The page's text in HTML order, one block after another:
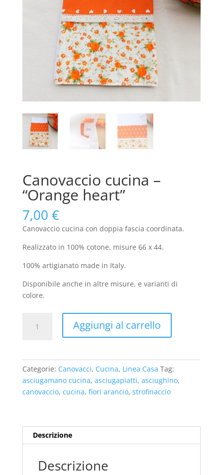
Canovaccio cucina –
“Orange heart”
7,00 €
Canovaccio cucina con doppia fascia coordinata.
Realizzato in 100% cotone, misure 66 x 44.
100% artigianato made in Italy.
Disponibile anche in altre misure, e varianti di
colore.
cucina
quantità
Aggiungi al carrello
Categorie: Canovacci, Cucina, Linea Casa Tag:
asciugamano cucina, asciugapiatti, asciughino,
canovaccio, cucina, fiori arancio, strofinaccio
Descrizione
Descrizione